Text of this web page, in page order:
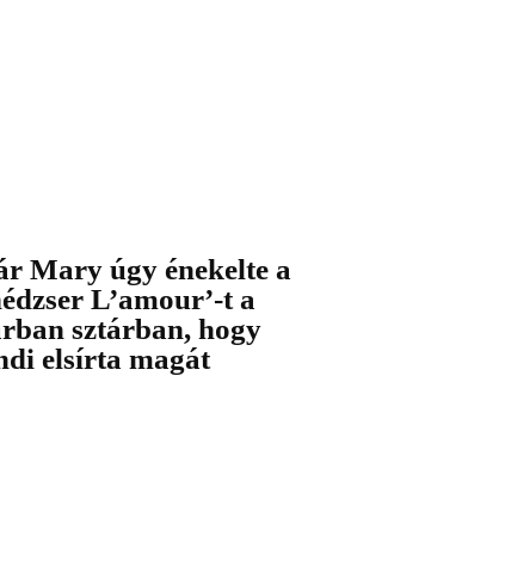
Mary úgy énekelte a
L’amour’-t a
sztárban, hogy
elsírta magát